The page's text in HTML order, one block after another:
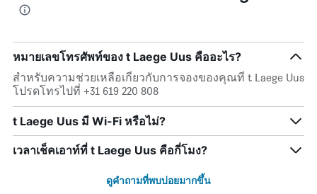
หมายเลขโทรศัพท์ของ t Laege Uus คืออะไร?
สำหรับความช่วยเหลือเกี่ยวกับการจองของคุณที่ t Laege Uus
โปรดโทรไปที่ +31 619 220 808
t Laege Uus มี Wi-Fi หรือไม่?
เวลาเช็คเอาท์ที่ t Laege Uus คือกี่โมง?
ดูคำถามที่พบบ่อยมากขึ้น